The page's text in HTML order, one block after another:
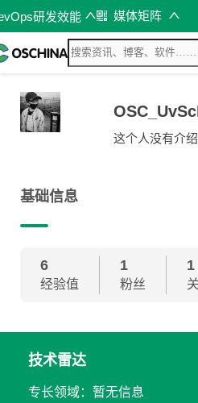
研发效能 媒体矩阵
这个人没有介绍
基础信息
6
经验值
1
粉丝
1
技术雷达
专长领域：暂无信息